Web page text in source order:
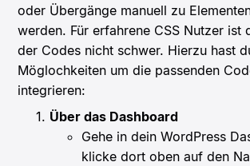
oder Übergänge manuell zu
werden. Für erfahrene CSS Nutzer ist
der Codes nicht schwer. Hierzu hast
Möglochkeiten um die passenden
integrieren:
Über das Dashboard
Gehe in dein WordPress
klicke dort oben auf den